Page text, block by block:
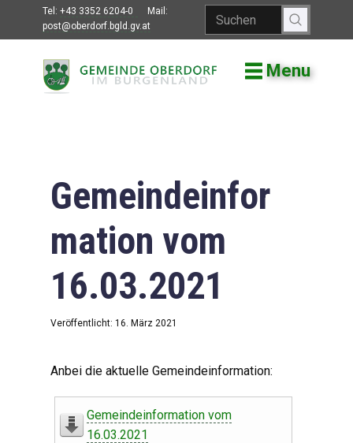
Tel: +43 3352 6204-0
Mail:
post@oberdorf.bgld.gv.at
Menu
Willkommen
Gemeindeamt
Gemeinderat
Bildung
Vereine
Leben in Oberdorf
Gemeindeinfor
mation vom
16.03.2021
Veröffentlicht: 16. März 2021
Anbei die aktuelle Gemeindeinformation:
Gemeindeinformation vom
16.03.2021